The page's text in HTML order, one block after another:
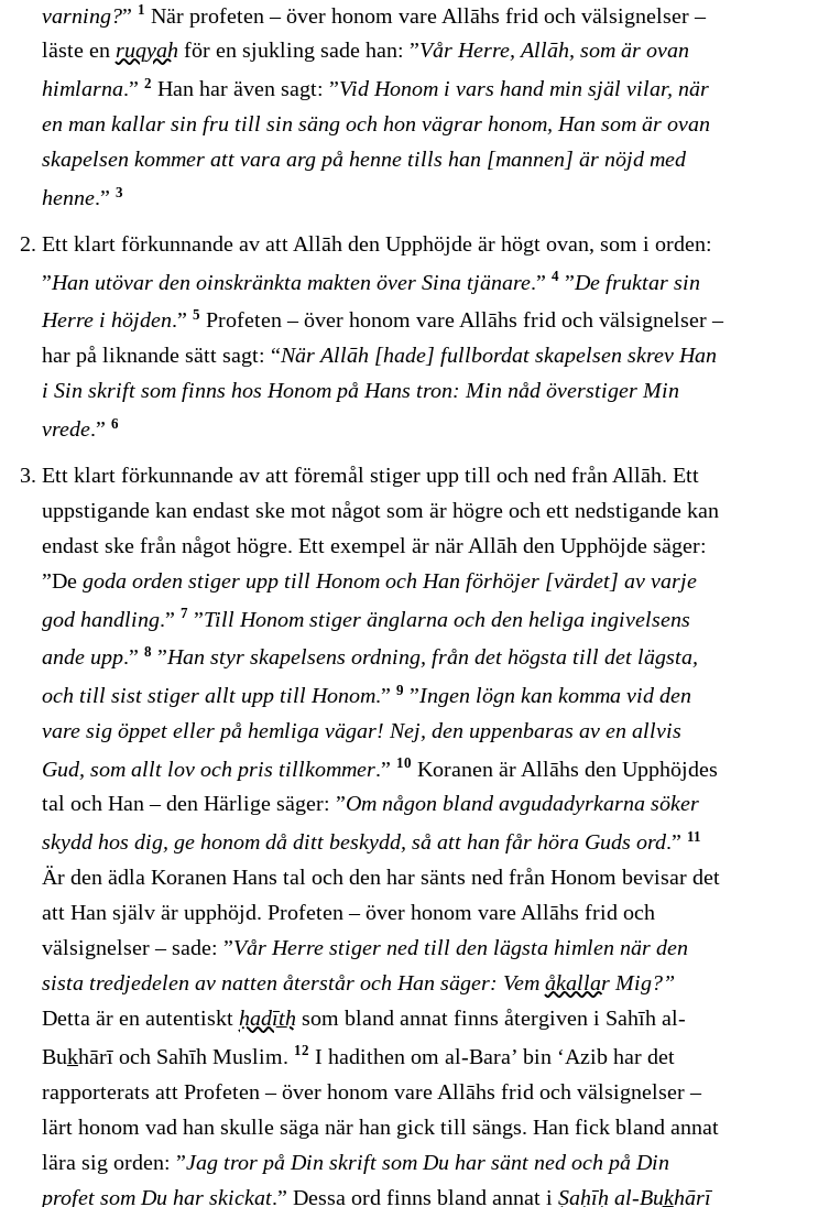
varning?” 1 När profeten – över honom vare Allāhs frid och välsignelser –
läste en ruqyah för en sjukling sade han: ”Vår Herre, Allāh, som är ovan
himlarna.” 2 Han har även sagt: ”Vid Honom i vars hand min själ vilar, när
en man kallar sin fru till sin säng och hon vägrar honom, Han som är ovan
skapelsen kommer att vara arg på henne tills han [mannen] är nöjd med
henne.” 3
Ett klart förkunnande av att Allāh den Upphöjde är högt ovan, som i orden:
”Han utövar den oinskränkta makten över Sina tjänare .” 4 ”De fruktar sin
Herre i höjden.” 5 Profeten – över honom vare Allāhs frid och välsignelser –
har på liknande sätt sagt: “När Allāh [hade] fullbordat skapelsen skrev Han
i Sin skrift som finns hos Honom på Hans tron: Min nåd överstiger Min
vrede.” 6
Ett klart förkunnande av att föremål stiger upp till och ned från Allāh. Ett
uppstigande kan endast ske mot något som är högre och ett nedstigande kan
endast ske från något högre. Ett exempel är när Allāh den Upphöjde säger:
”De goda orden stiger upp till Honom och Han förhöjer [värdet] av varje
god handling .” 7 ”Till Honom stiger änglarna och den heliga ingivelsens
ande upp.” 8 ”Han styr skapelsens ordning, från det högsta till det lägsta,
och till sist stiger allt upp till Honom.” 9 ”Ingen lögn kan komma vid den
vare sig öppet eller på hemliga vägar! Nej, den uppenbaras av en allvis
Gud, som allt lov och pris tillkommer .” 10 Koranen är Allāhs den Upphöjdes
tal och Han – den Härlige säger: ”Om någon bland avgudadyrkarna söker
skydd hos dig, ge honom då ditt beskydd, så att han får höra Guds ord.” 11
Är den ädla Koranen Hans tal och den har sänts ned från Honom bevisar det
att Han själv är upphöjd. Profeten – över honom vare Allāhs frid och
välsignelser – sade: ”Vår Herre stiger ned till den lägsta himlen när den
sista tredjedelen av natten återstår och Han säger: Vem åkallar Mig?”
Detta är en autentiskt ḥadīt̲h som bland annat finns återgiven i Sahīh al-
Buk̲hārī och Sahīh Muslim. 12 I hadithen om al-Bara’ bin ‘Azib har det
rapporterats att Profeten – över honom vare Allāhs frid och välsignelser –
lärt honom vad han skulle säga när han gick till sängs. Han fick bland annat
lära sig orden: ”Jag tror på Din skrift som Du har sänt ned och på Din
profet som Du har skickat.” Dessa ord finns bland annat i Ṣaḥīḥ al-Buk̲hārī